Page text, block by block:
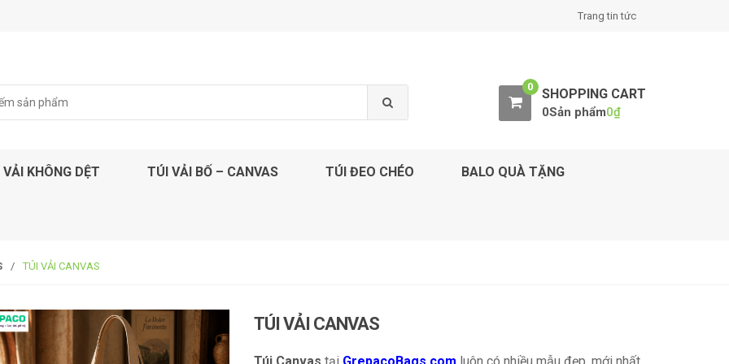
Trang tin tức
0 SHOPPING CART
0Sản phẩm0₫
KHÔNG DỆT TÚI VẢI BỐ – CANVAS TÚI ĐEO CHÉO BALO QUÀ TẶNG
/ TÚI VẢI CANVAS
TÚI VẢI CANVAS